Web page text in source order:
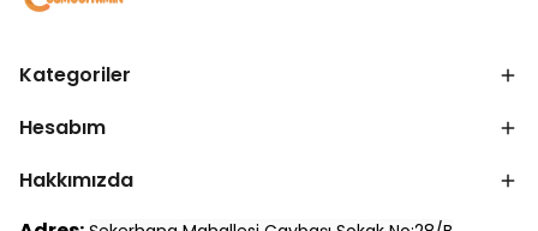
Kategoriler
Hesabım
Hakkımızda